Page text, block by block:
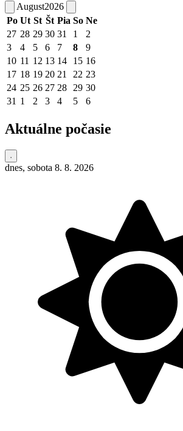
August2026
Po Ut St Št Pia So Ne
27 28 29 30 31 1
2
3
4 5 6 7 8
9
10 11 12 13 14 15 16
17 18 19 20 21 22 23
24 25 26 27 28 29 30
31 1 2 3 4 5 6
Aktuálne počasie
dnes, sobota 8. 8. 2026